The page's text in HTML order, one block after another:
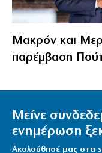
Μακρόν και
παρέμβαση
Μείνε
ενημέρωση
Ακολούθησέ μας στα